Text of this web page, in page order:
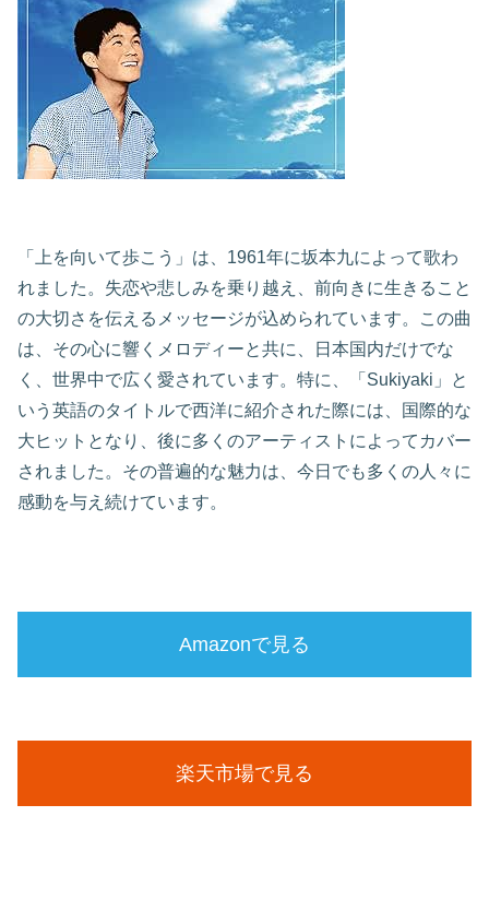
「上を向いて歩こう」は、1961年に坂本九によって歌わ
れました。失恋や悲しみを乗り越え、前向きに生きること
の大切さを伝えるメッセージが込められています。この曲
は、その心に響くメロディーと共に、日本国内だけでな
く、世界中で広く愛されています。特に、「Sukiyaki」と
いう英語のタイトルで西洋に紹介された際には、国際的な
大ヒットとなり、後に多くのアーティストによってカバー
されました。その普遍的な魅力は、今日でも多くの人々に
感動を与え続けています。
Amazonで見る
楽天市場で見る